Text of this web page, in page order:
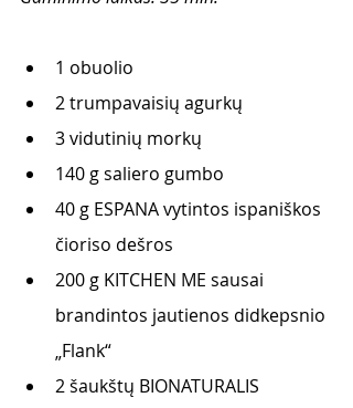
1 obuolio
2 trumpavaisių agurkų
3 vidutinių morkų
140 g saliero gumbo
40 g ESPANA vytintos ispaniškos
čioriso dešros
200 g KITCHEN ME sausai
brandintos jautienos didkepsnio
„Flank“
2 šaukštų BIONATURALIS